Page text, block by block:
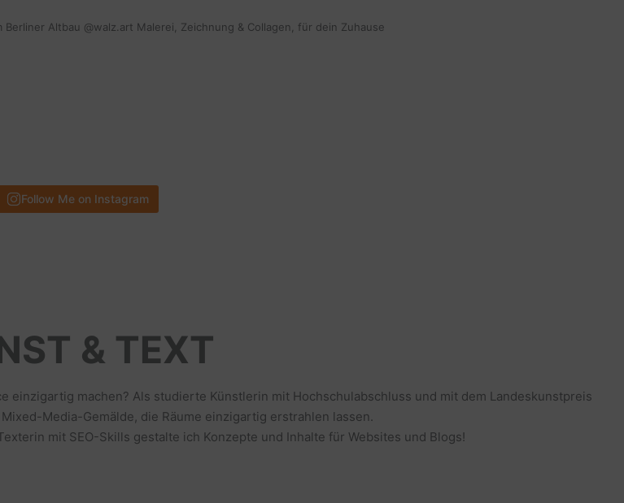
Berliner Altbau @walz.art Malerei, Zeichnung & Collagen, für dein Zuhause
Follow Me on Instagram
& TEXT
einzigartig machen? Als studierte Künstlerin mit Hochschulabschluss und mit dem Landeskunstpreis
Media-Gemälde, die Räume einzigartig erstrahlen lassen.
mit SEO-Skills gestalte ich Konzepte und Inhalte für Websites und Blogs!